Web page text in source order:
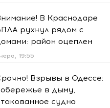
В Краснодаре
рухнул рядом с
район оцеплен
19:55
Взрывы в Одессе:
в дыму,
судно